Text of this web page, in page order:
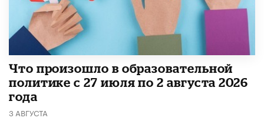
​Что произошло в образовательной
политике с 27 июля по 2 августа 2026
года
3 АВГУСТА